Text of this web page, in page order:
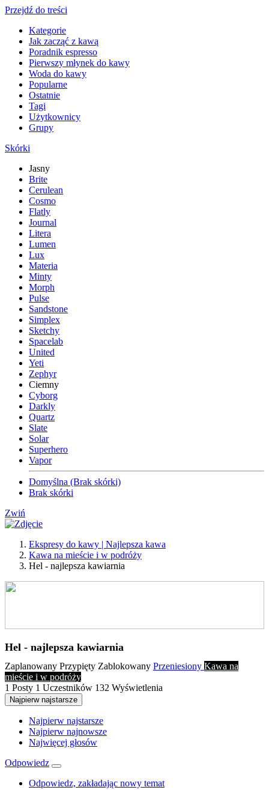
Przejdź do treści
Kategorie
Jak zacząć z kawą
Poradnik espresso
Pierwszy młynek do kawy
Woda do kawy
Popularne
Ostatnie
Tagi
Użytkownicy
Grupy
Skórki
Jasny
Brite
Cerulean
Cosmo
Flatly
Journal
Litera
Lumen
Lux
Materia
Minty
Morph
Pulse
Sandstone
Simplex
Sketchy
Spacelab
United
Yeti
Zephyr
Ciemny
Cyborg
Darkly
Quartz
Slate
Solar
Superhero
Vapor
Domyślna (Brak skórki)
Brak skórki
Zwiń
Ekspresy do kawy | Najlepsza kawa
Kawa na mieście i w podróży
Hel - najlepsza kawiarnia
Hel - najlepsza kawiarnia
Zaplanowany Przypięty Zablokowany Przeniesiony Kawa na
mieście i w podróży
1 Posty 1 Uczestników 132 Wyświetlenia
Najpierw najstarsze
Najpierw najstarsze
Najpierw najnowsze
Najwięcej głosów
Odpowiedz
Odpowiedz, zakładając nowy temat